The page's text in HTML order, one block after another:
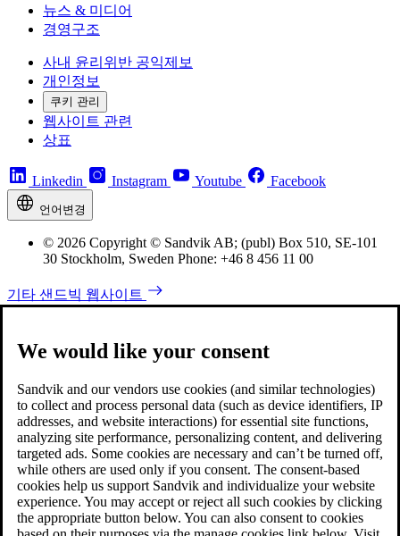
뉴스 & 미디어
경영구조
사내 윤리위반 공익제보
개인정보
쿠키 관리
웹사이트 관련
상표
Linkedin Instagram Youtube Facebook
언어변경
© 2026 Copyright © Sandvik AB; (publ) Box 510, SE-101
30 Stockholm, Sweden Phone: +46 8 456 11 00
기타 샌드빅 웹사이트
We would like your consent
Sandvik and our vendors use cookies (and similar technologies)
to collect and process personal data (such as device identifiers, IP
addresses, and website interactions) for essential site functions,
analyzing site performance, personalizing content, and delivering
targeted ads. Some cookies are necessary and can’t be turned off,
while others are used only if you consent. The consent-based
cookies help us support Sandvik and individualize your website
experience. You may accept or reject all such cookies by clicking
the appropriate button below. You can also consent to cookies